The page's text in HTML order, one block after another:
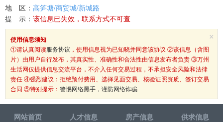
地 区： 高笋塘/商贸城/新城路
提 示： 该信息已失效，联系方式不可查
×
使用信息须知
①请认真阅读服务协议 ，使用信息视为已知晓并同意该协议 ②该信息（含图
片）由用户自行发布，其真实性、准确性和合法性由信息发布者负责 ③万州
生活网仅提供信息交流平台，不介入任何交易过程，不承担安全风险和法律
责任 ④强烈建议：拒绝预付费用、选择见面交易、核验证照资质、签订交易
合同 ⑤特别提示： 警惕网络黑手，谨防网络诈骗
网站首页 人才信息 房产信息
供求信息